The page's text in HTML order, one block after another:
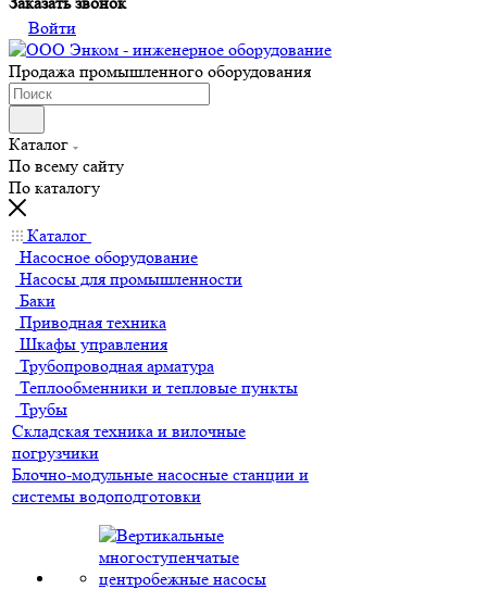
Войти
Продажа промышленного оборудования
Каталог
По всему сайту
По каталогу
Каталог
Насосное оборудование
Насосы для промышленности
Баки
Приводная техника
Шкафы управления
Трубопроводная арматура
Теплообменники и тепловые пункты
Трубы
Складская техника и вилочные
погрузчики
Блочно-модульные насосные станции и
системы водоподготовки